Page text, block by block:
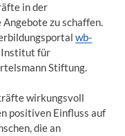
in der
zu schaffen.
wb-
Institut für
Stiftung.
wirkungsvoll
positiven Einfluss auf
die an